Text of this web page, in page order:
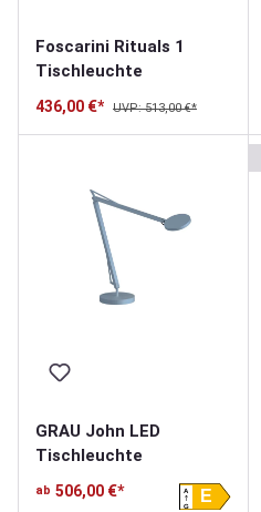
Foscarini Rituals 1
Tischleuchte
436,00 €* UVP: 513,00 €*
GRAU John LED
Tischleuchte
ab 506,00 €* E
A
G